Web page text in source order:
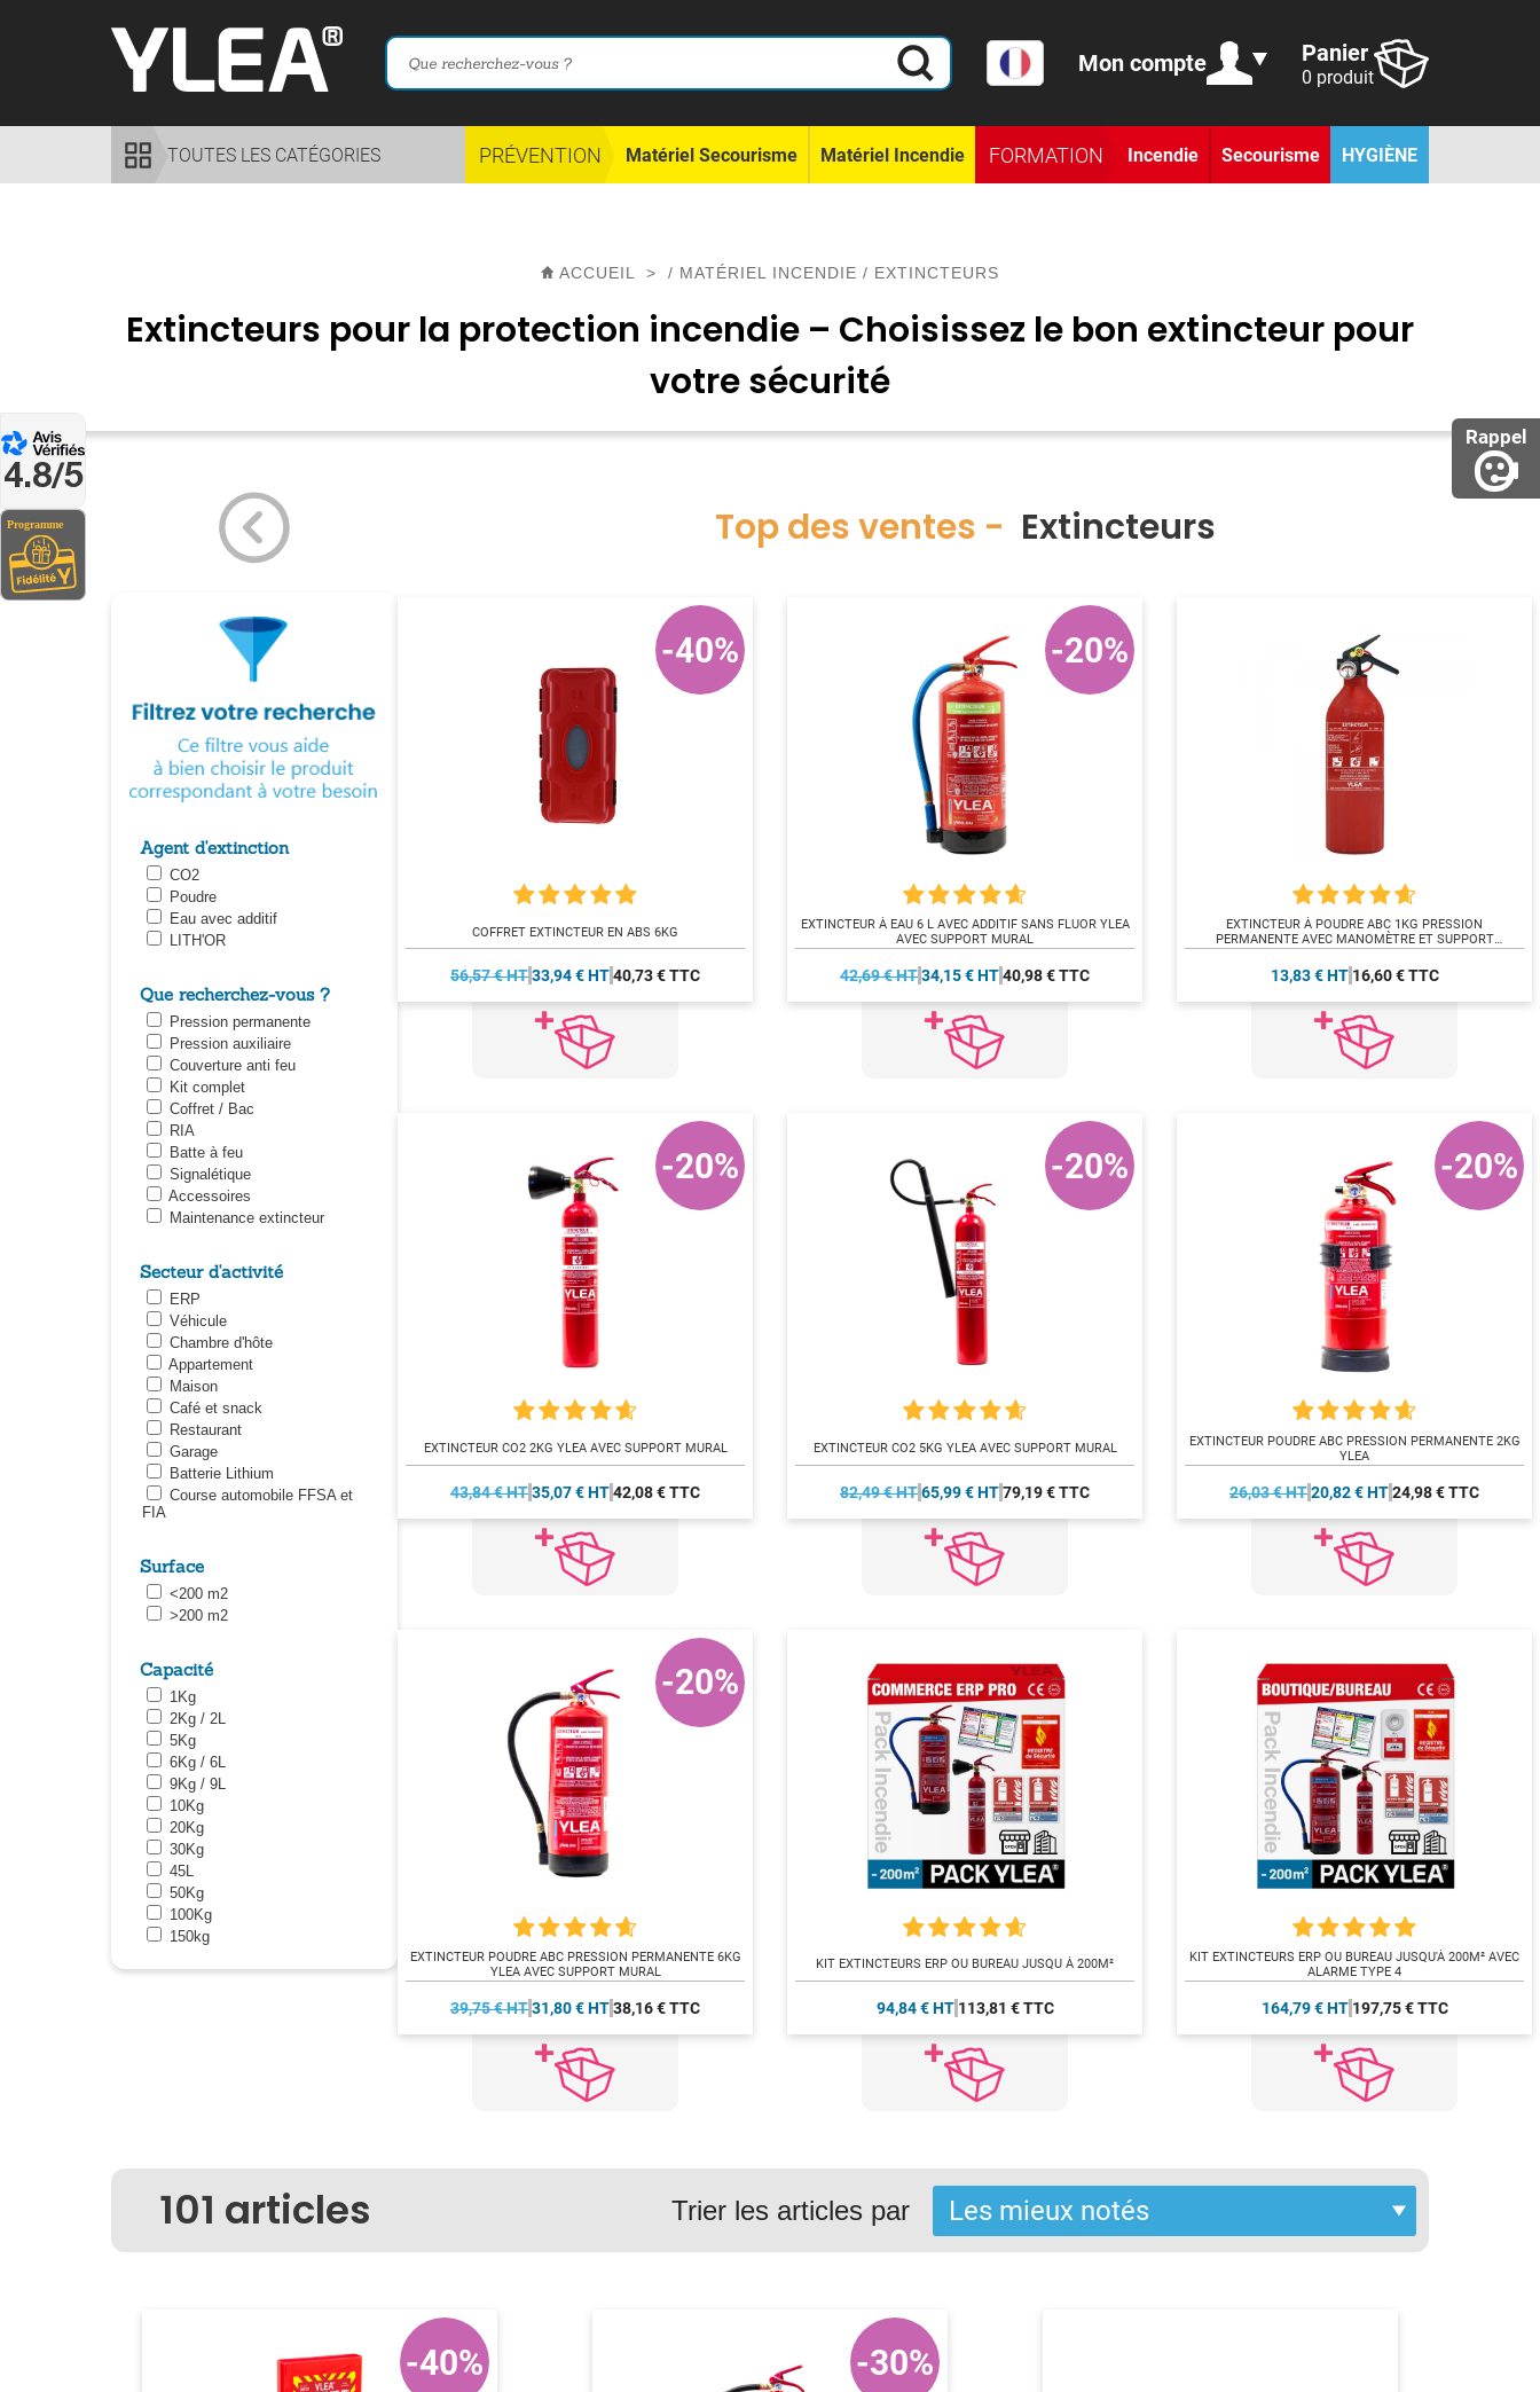
Rappel
4.8/5
Mon compte Panier
0 produit
TOUTES LES CATÉGORIES PRÉVENTION Matériel Secourisme Matériel Incendie FORMATION Incendie Secourisme HYGIÈNE
ACCUEIL > / MATÉRIEL INCENDIE / EXTINCTEURS
Extincteurs pour la protection incendie – Choisissez le bon extincteur pour
votre sécurité
Agent d'extinction
CO2
Poudre
Eau avec additif
LITH'OR
Que recherchez-vous ?
Pression permanente
Pression auxiliaire
Couverture anti feu
Kit complet
Coffret / Bac
RIA
Batte à feu
Signalétique
Accessoires
Maintenance extincteur
Secteur d'activité
ERP
Véhicule
Chambre d'hôte
Appartement
Maison
Café et snack
Restaurant
Garage
Batterie Lithium
Course automobile FFSA et
FIA
Surface
<200 m2
>200 m2
Capacité
1Kg
2Kg / 2L
5Kg
6Kg / 6L
9Kg / 9L
10Kg
20Kg
30Kg
45L
50Kg
100Kg
150kg
Top des ventes - Extincteurs
COFFRET EXTINCTEUR EN ABS 6KG
56,57 € HT33,94 € HT40,73 € TTC
-40%
EXTINCTEUR À EAU 6 L AVEC ADDITIF SANS FLUOR YLEA
AVEC SUPPORT MURAL
42,69 € HT34,15 € HT40,98 € TTC
-20%
EXTINCTEUR À POUDRE ABC 1KG PRESSION
PERMANENTE AVEC MANOMÈTRE ET SUPPORT
13,83 € HT 16,60 € TTC
EXTINCTEUR CO2 2KG YLEA AVEC SUPPORT MURAL
43,84 € HT35,07 € HT42,08 € TTC
-20%
EXTINCTEUR CO2 5KG YLEA AVEC SUPPORT MURAL
82,49 € HT65,99 € HT79,19 € TTC
-20%
EXTINCTEUR POUDRE ABC PRESSION PERMANENTE 2KG
YLEA
26,03 € HT20,82 € HT24,98 € TTC
-20%
EXTINCTEUR POUDRE ABC PRESSION PERMANENTE 6KG
YLEA AVEC SUPPORT MURAL
39,75 € HT31,80 € HT38,16 € TTC
-20%
KIT EXTINCTEURS ERP OU BUREAU JUSQU À 200M²
94,84 € HT 113,81 € TTC
KIT EXTINCTEURS ERP OU BUREAU JUSQU'À 200M² AVEC
ALARME TYPE 4
164,79 € HT 197,75 € TTC
101 articles Trier les articles par
-40% -30%